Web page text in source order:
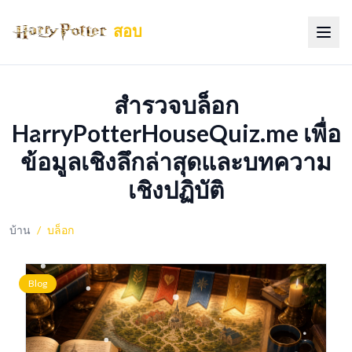
สอบ สลับเ
สำรวจบล็อก
HarryPotterHouseQuiz.me เพื่อ
ข้อมูลเชิงลึกล่าสุดและบทความ
เชิงปฏิบัติ
บ้าน / บล็อก
Blog